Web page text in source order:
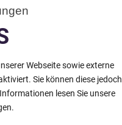
entlastet
wie folgt
Webseite sowie externe
Sie können diese jedoch
lesen Sie unsere